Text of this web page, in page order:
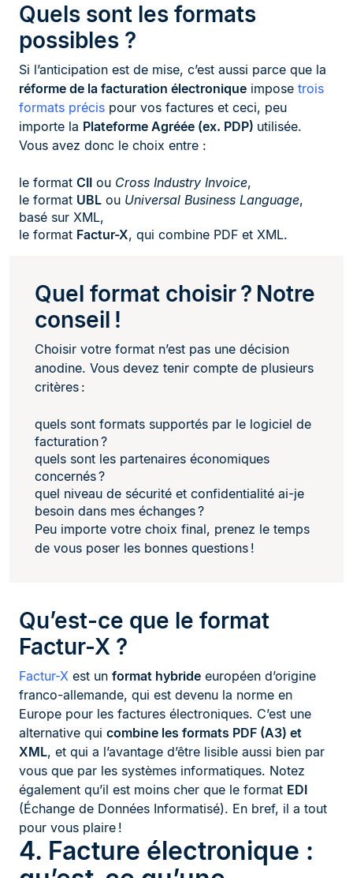
Quels sont les formats
possibles ?
Si l’anticipation est de mise, c’est aussi parce que la
réforme de la facturation électronique impose trois
formats précis pour vos factures et ceci, peu
importe la Plateforme Agréée (ex. PDP) utilisée.
Vous avez donc le choix entre :
le format CII ou Cross Industry Invoice,
le format UBL ou Universal Business Language,
basé sur XML,
le format Factur-X, qui combine PDF et XML.
Quel format choisir ? Notre
conseil !
Choisir votre format n’est pas une décision
anodine. Vous devez tenir compte de plusieurs
critères :
quels sont formats supportés par le logiciel de
facturation ?
quels sont les partenaires économiques
concernés ?
quel niveau de sécurité et confidentialité ai-je
besoin dans mes échanges ?
Peu importe votre choix final, prenez le temps
de vous poser les bonnes questions !
Qu’est-ce que le format
Factur-X ?
Factur-X est un format hybride européen d’origine
franco-allemande, qui est devenu la norme en
Europe pour les factures électroniques. C’est une
alternative qui combine les formats PDF (A3) et
XML, et qui a l’avantage d’être lisible aussi bien par
vous que par les systèmes informatiques. Notez
également qu’il est moins cher que le format EDI
(Échange de Données Informatisé). En bref, il a tout
pour vous plaire !
4. Facture électronique :